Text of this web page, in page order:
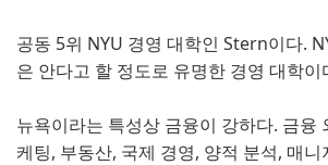
공동 5위 NYU 경영 대학인 Stern이다.
은 안다고 할 정도로 유명한 경영 대학이
뉴욕이라는 특성상 금융이 강하다. 금융
케팅, 부동산, 국제 경영, 양적 분석, 매니